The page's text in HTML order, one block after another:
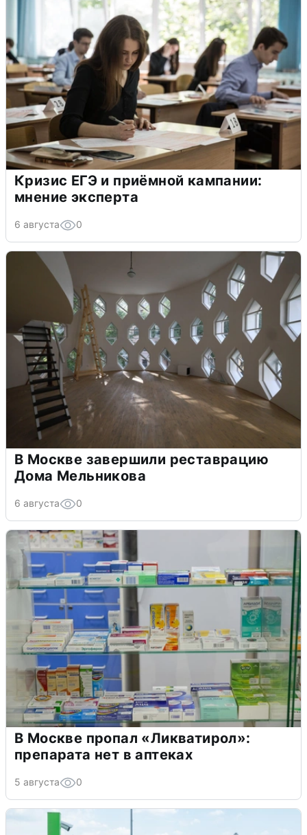
Кризис ЕГЭ и приёмной кампании:
мнение эксперта
6 августа 0
В Москве завершили реставрацию
Дома Мельникова
6 августа 0
В Москве пропал «Ликватирол»:
препарата нет в аптеках
5 августа 0